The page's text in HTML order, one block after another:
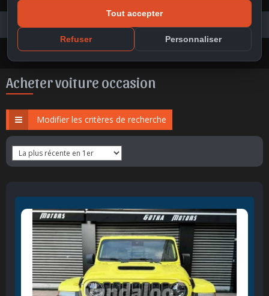
Tout accepter
Refuser Personnaliser
Voiture Occasion Maroc
Toutes les annonces
Acheter voiture occasion au Maroc
Acheter voiture occasion
Modifier les critères de recherche